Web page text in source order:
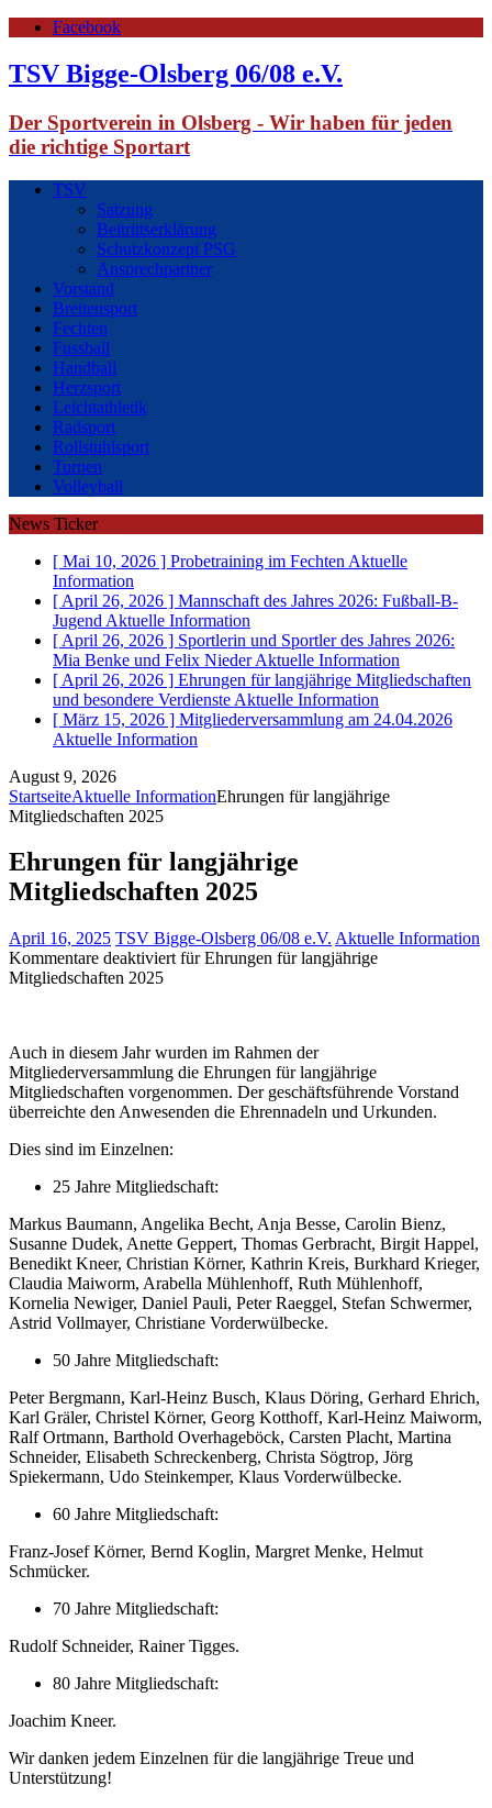
Facebook
TSV Bigge-Olsberg 06/08 e.V.
Der Sportverein in Olsberg - Wir haben für jeden
die richtige Sportart
TSV
Satzung
Beitrittserklärung
Schutzkonzept PSG
Ansprechpartner
Vorstand
Breitensport
Fechten
Fussball
Handball
Herzsport
Leichtathletik
Radsport
Rollstuhlsport
Turnen
Volleyball
News Ticker
[ Mai 10, 2026 ] Probetraining im Fechten Aktuelle
Information
[ April 26, 2026 ] Mannschaft des Jahres 2026: Fußball-B-
Jugend Aktuelle Information
[ April 26, 2026 ] Sportlerin und Sportler des Jahres 2026:
Mia Benke und Felix NiederAktuelle Information
[ April 26, 2026 ] Ehrungen für langjährige Mitgliedschaften
und besondere Verdienste Aktuelle Information
[ März 15, 2026 ] Mitgliederversammlung am 24.04.2026
Aktuelle Information
August 9, 2026
StartseiteAktuelle InformationEhrungen für langjährige
Mitgliedschaften 2025
Ehrungen für langjährige
Mitgliedschaften 2025
April 16, 2025 TSV Bigge-Olsberg 06/08 e.V. Aktuelle Information
Kommentare deaktiviert für Ehrungen für langjährige
Mitgliedschaften 2025
Auch in diesem Jahr wurden im Rahmen der
Mitgliederversammlung die Ehrungen für langjährige
Mitgliedschaften vorgenommen. Der geschäftsführende Vorstand
überreichte den Anwesenden die Ehrennadeln und Urkunden.
Dies sind im Einzelnen:
25 Jahre Mitgliedschaft:
Markus Baumann, Angelika Becht, Anja Besse, Carolin Bienz,
Susanne Dudek, Anette Geppert, Thomas Gerbracht, Birgit Happel,
Benedikt Kneer, Christian Körner, Kathrin Kreis, Burkhard Krieger,
Claudia Maiworm, Arabella Mühlenhoff, Ruth Mühlenhoff,
Kornelia Newiger, Daniel Pauli, Peter Raeggel, Stefan Schwermer,
Astrid Vollmayer, Christiane Vorderwülbecke.
50 Jahre Mitgliedschaft:
Peter Bergmann, Karl-Heinz Busch, Klaus Döring, Gerhard Ehrich,
Karl Gräler, Christel Körner, Georg Kotthoff, Karl-Heinz Maiworm,
Ralf Ortmann, Barthold Overhageböck, Carsten Placht, Martina
Schneider, Elisabeth Schreckenberg, Christa Sögtrop, Jörg
Spiekermann, Udo Steinkemper, Klaus Vorderwülbecke.
60 Jahre Mitgliedschaft:
Franz-Josef Körner, Bernd Koglin, Margret Menke, Helmut
Schmücker.
70 Jahre Mitgliedschaft:
Rudolf Schneider, Rainer Tigges.
80 Jahre Mitgliedschaft:
Joachim Kneer.
Wir danken jedem Einzelnen für die langjährige Treue und
Unterstützung!